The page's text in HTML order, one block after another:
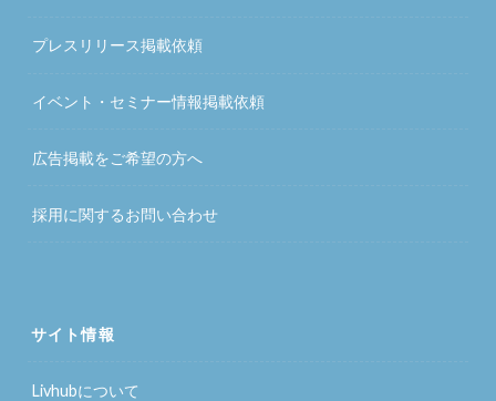
プレスリリース掲載依頼
イベント・セミナー情報掲載依頼
広告掲載をご希望の方へ
採用に関するお問い合わせ
サイト情報
Livhubについて